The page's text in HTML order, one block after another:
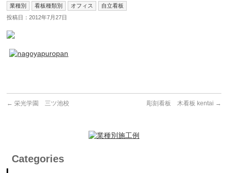
業種別 看板種類別 オフィス
自立看板
投稿日：2012年7月27日
← 栄光学園 三ツ池校 彫刻看板 木看板 kentai →
Categories